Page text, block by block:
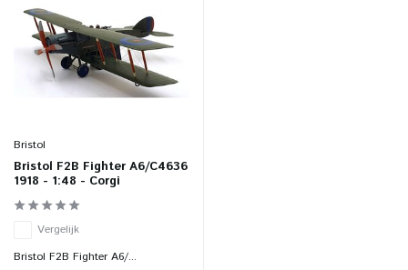
Bristol
Bristol F2B Fighter A6/C4636
1918 - 1:48 - Corgi
Vergelijk
Bristol F2B Fighter A6/...